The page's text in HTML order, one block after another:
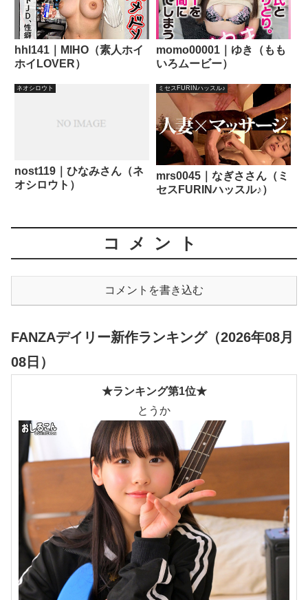
hhl141｜MIHO（素人ホイ
ホイLOVER）
momo00001｜ゆき（もも
いろムービー）
ネオシロウト
nost119｜ひなみさん（ネ
オシロウト）
ミセスFURINハッスル♪
mrs0045｜なぎささん（ミ
セスFURINハッスル♪）
コメント
コメントを書き込む
FANZAデイリー新作ランキング（2026年08月
08日）
★ランキング第1位★
とうか